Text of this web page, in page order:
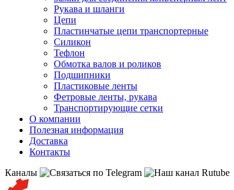
Рукава и шланги
Цепи
Пластинчатые цепи транспортерные
Силикон
Тефлон
Обмотка валов и роликов
Подшипники
Пластиковые ленты
Фетровые ленты, рукава
Транспортирующие сетки
О компании
Полезная информация
Доставка
Контакты
Каналы